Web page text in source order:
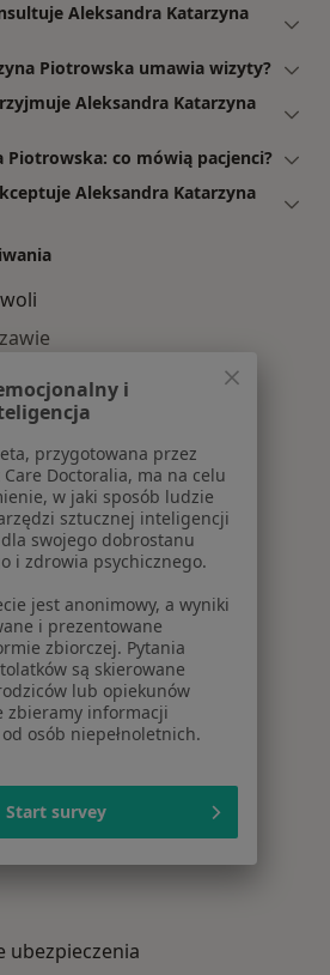
Aleksandra Katarzyna
Piotrowska umawia wizyty?
Aleksandra Katarzyna
Piotrowska: co mówią pacjenci?
Aleksandra Katarzyna
W pobliżu Lesznowoli
choroby
w Lesznowoli
Lesznowoli
skóry w Lesznowoli
ubezpieczenia
i
przygotowana przez
Care Doctoralia, ma na celu
w jaki sposób ludzie
sztucznej inteligencji
swojego dobrostanu
i zdrowia psychicznego.
jest anonimowy, a wyniki
i prezentowane
zbiorczej. Pytania
są skierowane
lub opiekunów
zbieramy informacji
osób niepełnoletnich.
Start survey